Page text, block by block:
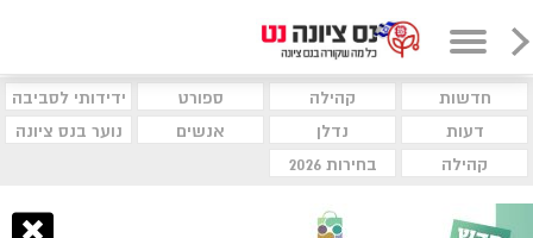
חדשות קהילה ספורט
ידידותי לסביבה
דעות
נדלן אנשים
נוער בנס ציונה
קהילה
בחירות 2026